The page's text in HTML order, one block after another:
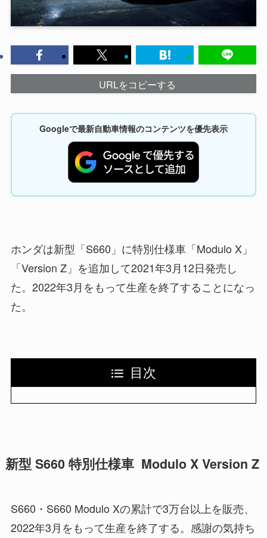
URLをコピーする
Googleで最新自動車情報のコンテンツを優先表示
ホンダは新型「S660」に特別仕様車「Modulo X」
「Version Z」を追加して2021年3月12日発売し
た。2022年3月をもって生産を終了することになっ
た。
目次
新型 S660 特別仕様車 Modulo X Version Z
S660・S660 Modulo Xの累計で3万台以上を販売、
2022年3月をもって生産を終了する。感謝の気持ち